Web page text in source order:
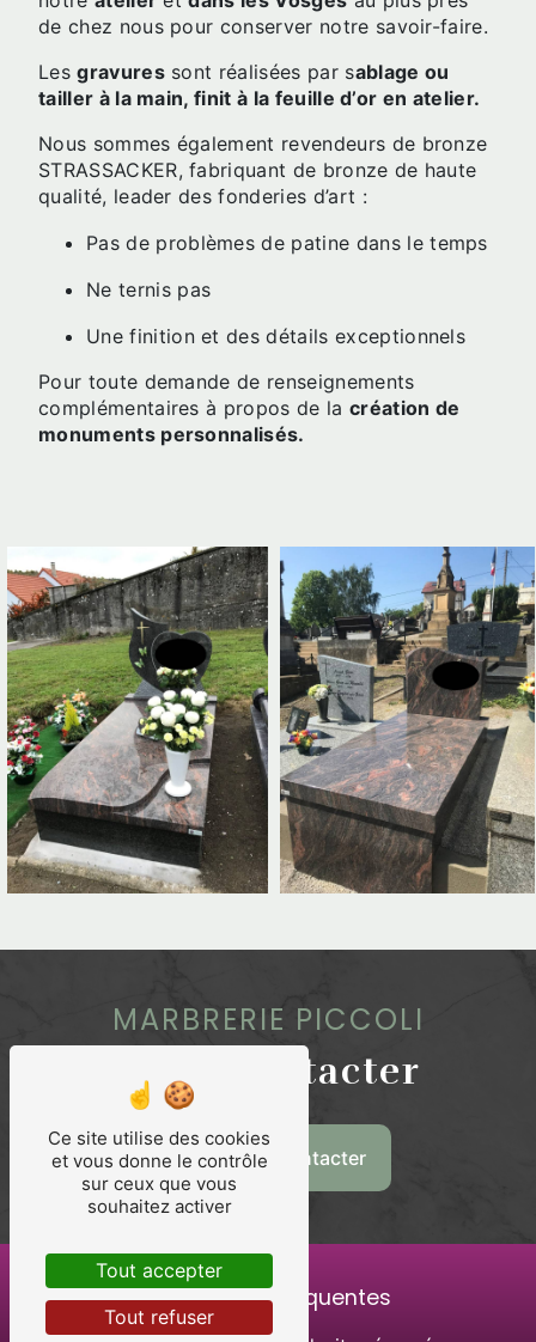
de chez nous pour conserver notre savoir-faire.
Lesgravuressont réalisées par sablage ou
tailler à la main, finit à la feuille d’or en atelier.
Nous sommes également revendeurs de bronze
STRASSACKER, fabriquant de bronze de haute
qualité, leader des fonderies d’art :
Pas de problèmes de patine dans le temps
Ne ternis pas
Une finition et des détails exceptionnels
Pour toute demande de renseignements
complémentaires à propos de la création de
monuments personnalisés.
MARBRERIE PICCOLI
Nous contacter
Nous contacter
Recherches fréquentes
Ce site utilise des cookies
et vous donne le contrôle
sur ceux que vous
souhaitez activer
Tout accepter
Tout refuser